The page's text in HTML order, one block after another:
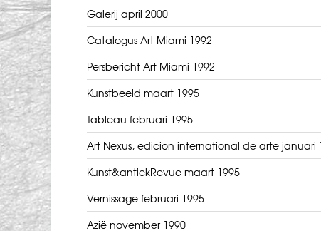
Galerij april 2000
Catalogus Art Miami 1992
Persbericht Art Miami 1992
Kunstbeeld maart 1995
Tableau februari 1995
Art Nexus, edicion international de arte januari
Kunst&antiekRevue maart 1995
Vernissage februari 1995
Azië november 1990